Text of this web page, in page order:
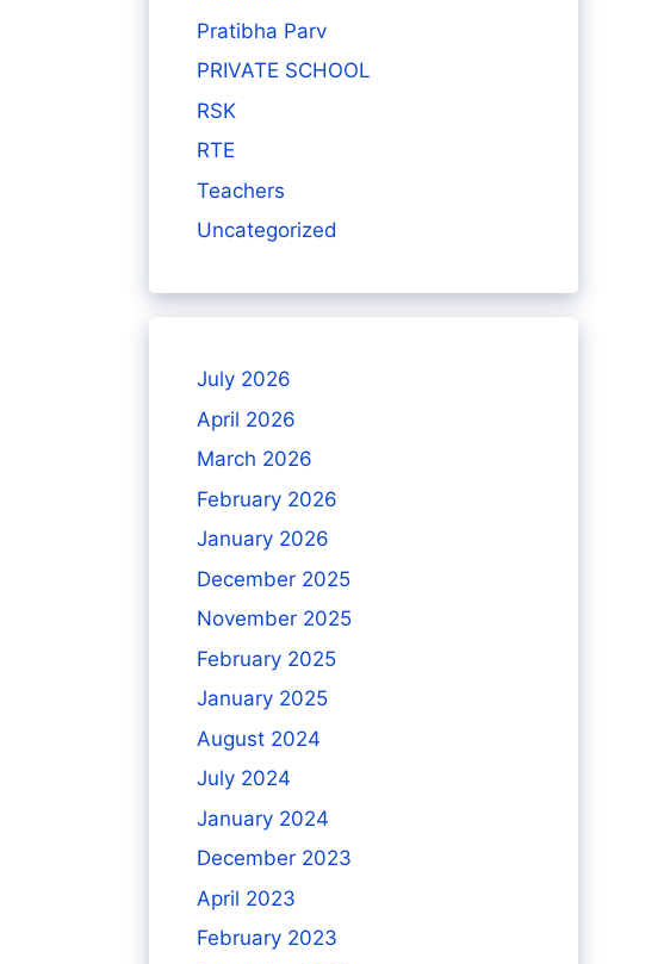
Pratibha Parv
PRIVATE SCHOOL
RSK
RTE
Teachers
Uncategorized
July 2026
April 2026
March 2026
February 2026
January 2026
December 2025
November 2025
February 2025
January 2025
August 2024
July 2024
January 2024
December 2023
April 2023
February 2023